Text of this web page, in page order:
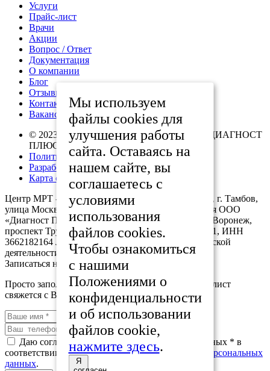
Услуги
Прайс-лист
Врачи
Акции
Вопрос / Ответ
Документация
О компании
Блог
Отзывы
Контакты
Вакансии
© 2023 – 2026 г. Центр МРТ-диагностики «ДИАГНОСТ
ПЛЮС». Все права защищены
Политика конфиденциальности
Разработано в collary.pro
Карта сайта
Центр МРТ - диагностики «ДИАГНОСТ ПЛЮС», г. Тамбов,
улица Москвовская, д. 14. Услуги предоставляются ООО
«Диагност Плюс» Юридический адрес: 394026, г. Воронеж,
проспект Труда, д.67, офис 2. ОГРН 1123668054311, ИНН
3662182164 Лицензия на осуществление медицинской
деятельности №ЛО-68-01-001208 от 14.03.2019
Записаться на приём
Просто заполните контактную форму, наш специалист
свяжется с Вами в ближайшее время.
Даю согласие на обработку персональных данных * в
соответствии сполитикой в области обработки персональных
данных.
Мы используем
файлы cookies для
улучшения работы
сайта. Оставаясь на
нашем сайте, вы
соглашаетесь с
условиями
использования
файлов cookies.
Чтобы ознакомиться
с нашими
Положениями о
конфиденциальности
и об использовании
файлов cookie,
нажмите здесь.
Я